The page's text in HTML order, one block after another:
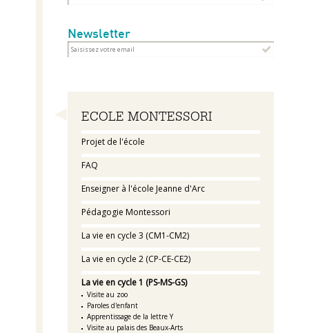
Newsletter
Navigation
ECOLE MONTESSORI
Projet de l'école
FAQ
Enseigner à l'école Jeanne d'Arc
Pédagogie Montessori
La vie en cycle 3 (CM1-CM2)
La vie en cycle 2 (CP-CE-CE2)
La vie en cycle 1 (PS-MS-GS)
Visite au zoo
Paroles d'enfant
Apprentissage de la lettre Y
Visite au palais des Beaux-Arts